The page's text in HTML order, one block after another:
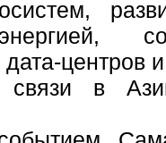
дата-центров
связи в